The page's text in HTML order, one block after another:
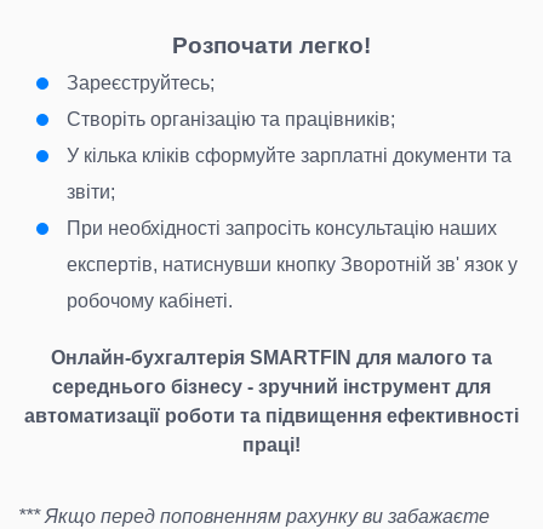
Розпочати легко!
Зареєструйтесь;
Створіть організацію та працівників;
У кілька кліків сформуйте зарплатні документи та
звіти;
При необхідності запросіть консультацію наших
експертів, натиснувши кнопку Зворотній зв' язок у
робочому кабінеті.
Онлайн-бухгалтерія SMARTFIN для малого та
середнього бізнесу - зручний інструмент для
автоматизації роботи та підвищення ефективності
праці!
*** Якщо перед поповненням рахунку ви забажаєте